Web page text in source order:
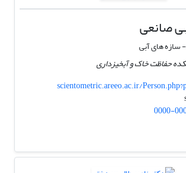
صانعی
های آبی
حفاظت خاک و آبخیزداری
scientometric.areeo.ac.ir/
0000-